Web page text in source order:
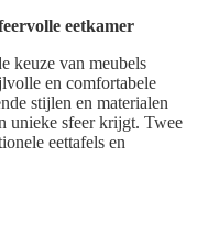
eetkamer
keuze van meubels
en comfortabele
stijlen en materialen
unieke sfeer krijgt. Twee
eettafels en